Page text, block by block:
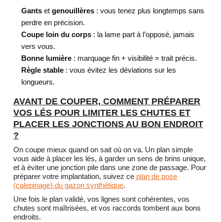
Gants et genouillères : vous tenez plus longtemps sans
perdre en précision.
Coupe loin du corps : la lame part à l’opposé, jamais
vers vous.
Bonne lumière : marquage fin + visibilité = trait précis.
Règle stable : vous évitez les déviations sur les
longueurs.
AVANT DE COUPER, COMMENT PRÉPARER
VOS LÉS POUR LIMITER LES CHUTES ET
PLACER LES JONCTIONS AU BON ENDROIT
?
On coupe mieux quand on sait où on va. Un plan simple
vous aide à placer les lés, à garder un sens de brins unique,
et à éviter une jonction pile dans une zone de passage. Pour
préparer votre implantation, suivez ce plan de pose
(calepinage) du gazon synthétique.
Une fois le plan validé, vos lignes sont cohérentes, vos
chutes sont maîtrisées, et vos raccords tombent aux bons
endroits.